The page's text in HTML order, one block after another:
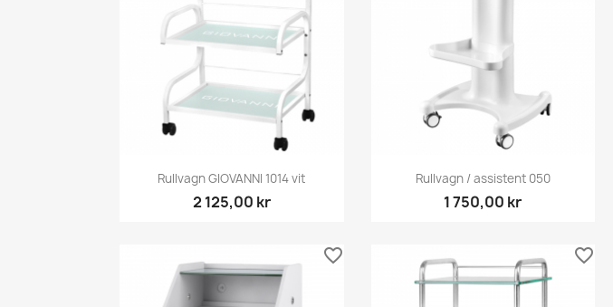
Snabbvy
Rullvagn GIOVANNI 1014 vit
2 125,00 kr
Snabbvy
Rullvagn / assistent 050
1 750,00 kr
favorite_border favorite_border